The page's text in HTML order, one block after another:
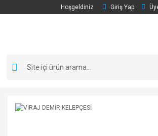
Hoşgeldiniz Giriş Yap